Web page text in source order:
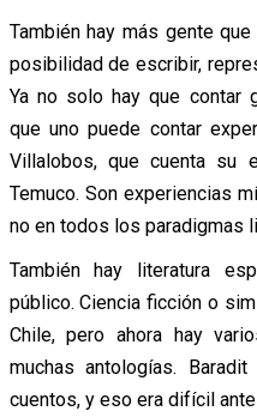
También hay más gente
posibilidad de escribir,
Ya no solo hay que contar
que uno puede contar
Villalobos, que cuenta su
Temuco. Son experiencias
no en todos los paradigmas
También hay literatura
público. Ciencia ficción o
Chile, pero ahora hay
muchas antologías.
cuentos, y eso era difícil